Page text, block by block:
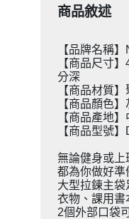
商品敘述
【品牌名稱
【商品尺寸
分深
【商品材質
【商品顏色
【商品產地】
【商品型號
無論健身或
都為你做好準
大型拉鍊主袋
衣物、課用書
2個外部口袋